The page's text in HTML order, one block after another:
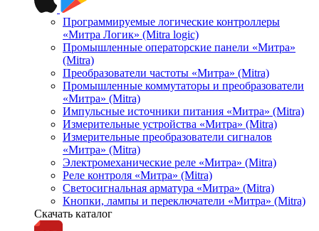
Программируемые логические контроллеры
«Митра Логик» (Mitra logic)
Промышленные операторские панели «Митра»
(Mitra)
Преобразователи частоты «Митра» (Mitra)
Промышленные коммутаторы и преобразователи
«Митра» (Mitra)
Импульсные источники питания «Митра» (Mitra)
Измерительные устройства «Митра» (Mitra)
Измерительные преобразователи сигналов
«Митра» (Mitra)
Электромеханические реле «Митра» (Mitra)
Реле контроля «Митра» (Mitra)
Светосигнальная арматура «Митра» (Mitra)
Кнопки, лампы и переключатели «Митра» (Mitra)
Скачать каталог